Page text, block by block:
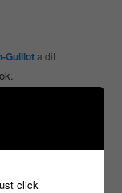
Guillota dit :
click